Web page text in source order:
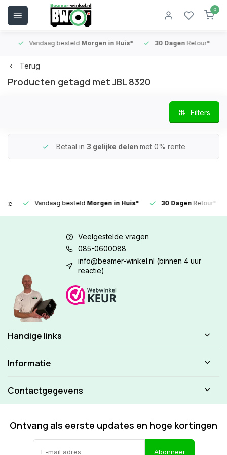
0
Vandaag besteldMorgen in Huis* 30 DagenRetour*
Terug
Producten getagd met JBL 8320
Filters
Betaal in 3 gelijke delen met 0% rente
Vandaag besteldMorgen in Huis* 30 DagenRetour*
Veelgestelde vragen
085-0600088
info@beamer-winkel.nl (binnen 4 uur
reactie)
Handige links
Informatie
Contactgegevens
Ontvang als eerste updates en hoge kortingen
Abonneer